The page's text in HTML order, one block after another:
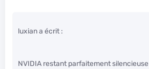
luxian a écrit :
NVIDIA restant parfaitement silencieuse